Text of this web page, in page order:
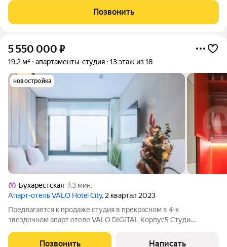
улице Салова, 61. Квартира расположена на 17 этаже 18-
этажного монолитного дома,
Позвонить
5 550 000 ₽
19,2 м² апартаменты-студия 13 этаж из 18
новостройка
Бухарестская
3 мин.
Апарт-отель VALO Hotel City, 2 квартал 2023
Предлагается к продаже студия в прекрасном в 4-х
звездочном апарт отеле VALO DIGITAL Корпус5 Студи
обеспечит дополнительный комфорт и обслуживание.
Позвонить Написать